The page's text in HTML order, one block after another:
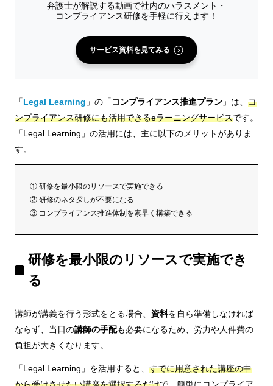
弁護士が解説する動画で社内のハラスメント・
コンプライアンス研修を手軽に行えます！
サービス資料を見てみる
「Legal Learning 」の「 コンプライアンス推進プラン 」は、 コ
ンプライアンス研修にも活用できるeラーニングサービスです。
「Legal Learning」の活用には、主に以下のメリットがありま
す。
① 研修を最小限のリソースで実施できる
② 研修のネタ探しが不要になる
③ コンプライアンス推進体制を素早く構築できる
研修を最小限のリソースで実施でき
る
講師が講義を行う形式をとる場合、 資料を自ら準備しなければ
ならず、当日の講師の手配も必要になるため、労力や人件費の
負担が大きくなります。
「Legal Learning」を活用すると、 すでに用意された講座の中